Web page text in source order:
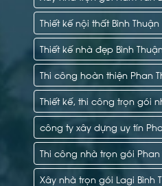
Thiết kế nội thất Bình Thuận
Thiết kế nhà đẹp Bình Thuận
Thi công hoàn thiện Phan
Thiết kế, thi công trọn gói
công ty xây dựng uy tín
Thi công nhà trọn gói Phan
Xây nhà trọn gói Lagi Bình